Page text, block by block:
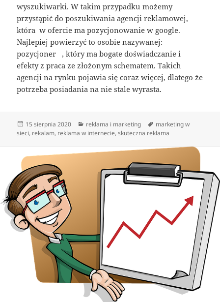
wyszukiwarki. W takim przypadku możemy
przystąpić do poszukiwania agencji reklamowej,
która w ofercie ma pozycjonowanie w google.
Najlepiej powierzyć to osobie nazywanej:
pozycjoner , który ma bogate doświadczanie i
efekty z praca ze złożonym schematem. Takich
agencji na rynku pojawia się coraz więcej, dlatego że
potrzeba posiadania na nie stale wyrasta.
Data
publikacji
15 sierpnia 2020 Kategorie
reklama i marketing Tagi
marketing w
sieci, rekalam, reklama w internecie,skuteczna reklama